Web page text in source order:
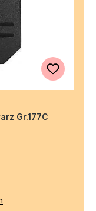
Gr.177C